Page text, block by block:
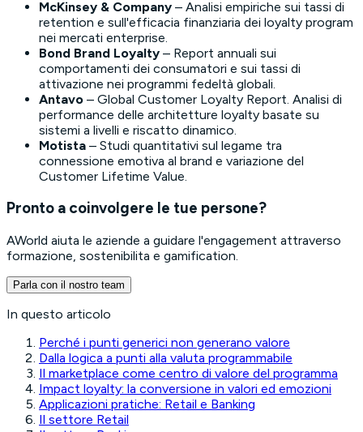
McKinsey & Company – Analisi empiriche sui tassi di
retention e sull'efficacia finanziaria dei loyalty program
nei mercati enterprise.
Bond Brand Loyalty – Report annuali sui
comportamenti dei consumatori e sui tassi di
attivazione nei programmi fedeltà globali.
Antavo – Global Customer Loyalty Report . Analisi di
performance delle architetture loyalty basate su
sistemi a livelli e riscatto dinamico.
Motista – Studi quantitativi sul legame tra
connessione emotiva al brand e variazione del
Customer Lifetime Value.
Pronto a coinvolgere le tue persone?
AWorld aiuta le aziende a guidare l'engagement attraverso
formazione, sostenibilita e gamification.
Parla con il nostro team
In questo articolo
Perché i punti generici non generano valore
Dalla logica a punti alla valuta programmabile
Il marketplace come centro di valore del programma
Impact loyalty: la conversione in valori ed emozioni
Applicazioni pratiche: Retail e Banking
Il settore Retail